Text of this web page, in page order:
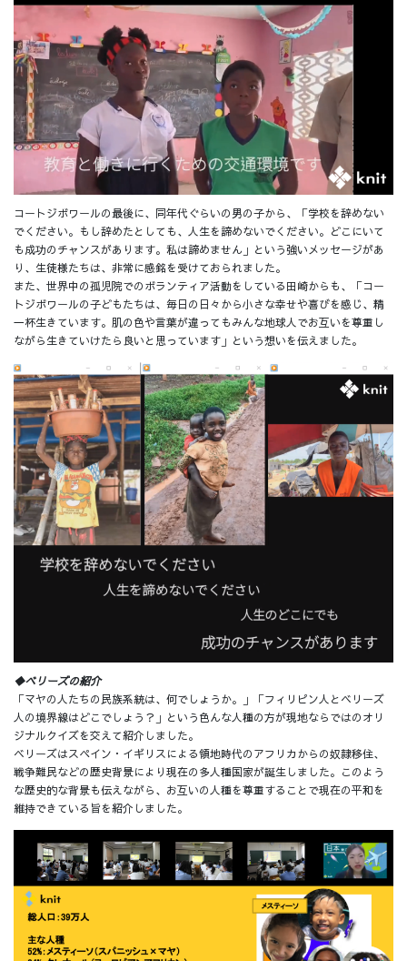
コートジボワールの最後に、同年代ぐらいの男の子から、「学校を辞めない
でください。もし辞めたとしても、人生を諦めないでください。どこにいて
も成功のチャンスがあります。私は諦めません」という強いメッセージがあ
り、生徒様たちは、非常に感銘を受けておられました。
また、世界中の孤児院でのボランティア活動をしている田崎からも、「コー
トジボワールの子どもたちは、毎日の日々から小さな幸せや喜びを感じ、精
一杯生きています。肌の色や言葉が違ってもみんな地球人でお互いを尊重し
ながら生きていけたら良いと思っています」という想いを伝えました。
◆ベリーズの紹介
「マヤの人たちの民族系統は、何でしょうか。」「フィリピン人とベリーズ
人の境界線はどこでしょう？」という色んな人種の方が現地ならではのオリ
ジナルクイズを交えて紹介しました。
ベリーズはスペイン・イギリスによる領地時代のアフリカからの奴隷移住、
戦争難民などの歴史背景により現在の多人種国家が誕生しました。このよう
な歴史的な背景も伝えながら、お互いの人種を尊重することで現在の平和を
維持できている旨を紹介しました。